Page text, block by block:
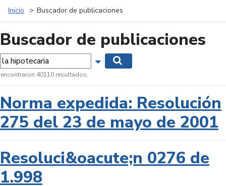
Inicio Buscador de publicaciones
Buscador de publicaciones
Mostrar opciones de búsqueda
encontraron 40110 resultados.
Norma expedida: Resolución
275 del 23 de mayo de 2001
Resoluci&oacute;n 0276 de
1.998